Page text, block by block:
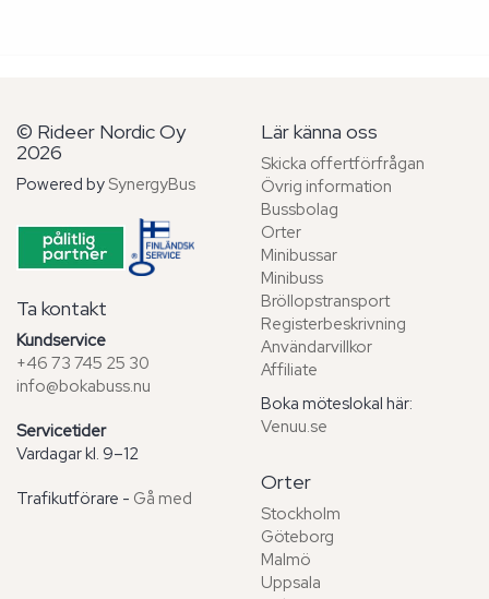
© Rideer Nordic Oy
2026
Powered by SynergyBus
Ta kontakt
Kundservice
+46 73 745 25 30
info@bokabuss.nu
Servicetider
Vardagar kl. 9–12
Trafikutförare - Gå med
Lär känna oss
Skicka offertförfrågan
Övrig information
Bussbolag
Orter
Minibussar
Minibuss
Bröllopstransport
Registerbeskrivning
Användarvillkor
Affiliate
Boka möteslokal här:
Venuu.se
Orter
Stockholm
Göteborg
Malmö
Uppsala